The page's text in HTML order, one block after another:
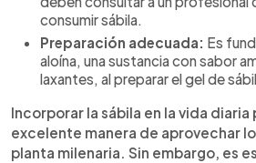
consumir sábila.
Preparación adecuada: Es
aloína, una sustancia con sabor
laxantes, al preparar el gel de
Incorporar la sábila en la vida diaria
excelente manera de aprovechar
planta milenaria. Sin embargo, es